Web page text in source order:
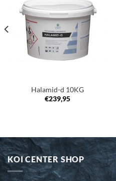
Toevoegen
aan
verlanglijst
Halamid-d 10KG
€239,95
KOI CENTER SHOP